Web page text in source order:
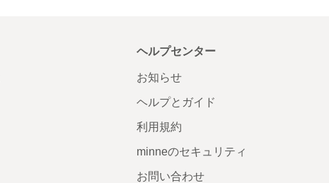
ヘルプセンター
お知らせ
ヘルプとガイド
利用規約
minneのセキュリティ
お問い合わせ